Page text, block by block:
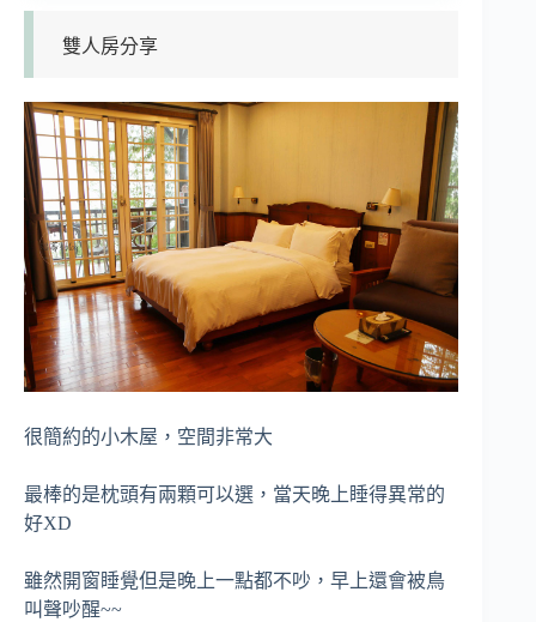
雙人房分享
很簡約的小木屋，空間非常大
最棒的是枕頭有兩顆可以選，當天晚上睡得異常的
好XD
雖然開窗睡覺但是晚上一點都不吵，早上還會被鳥
叫聲吵醒~~